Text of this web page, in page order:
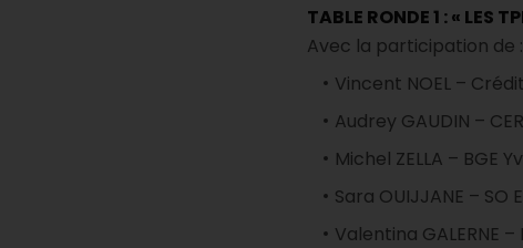
TABLE RONDE 1 : « LES
Avec la participation de :
Vincent NOEL –
Audrey GAUDIN –
Michel ZELLA – BGE
Sara OUIJJANE – SO
Valentina GALERNE